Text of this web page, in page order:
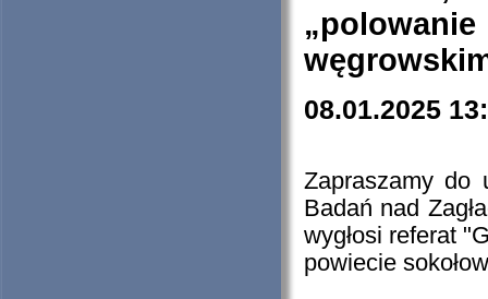
08.01.2025
Zapraszamy do
Badań nad
wygłosi referat
powiecie